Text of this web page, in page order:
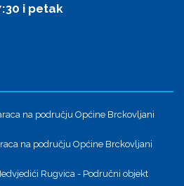
i petak
na području Općine Brckovljani
na području Općine Brckovljani
Rugvica - Područni objekt